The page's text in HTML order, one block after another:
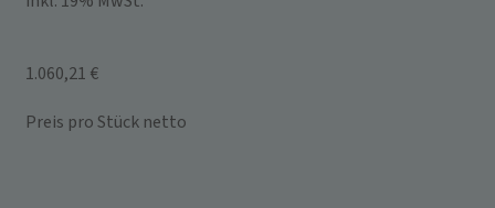
1.060,21 €
Preis pro Stück netto